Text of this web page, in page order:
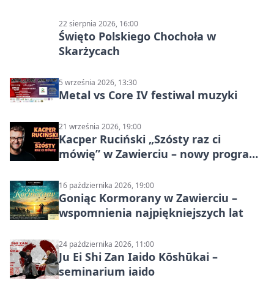
22 sierpnia 2026, 16:00
Święto Polskiego Chochoła w
Skarżycach
5 września 2026, 13:30
Metal vs Core IV festiwal muzyki
21 września 2026, 19:00
Kacper Ruciński „Szósty raz ci
mówię” w Zawierciu – nowy program
16 października 2026, 19:00
Goniąc Kormorany w Zawierciu –
wspomnienia najpiękniejszych lat
24 października 2026, 11:00
Ju Ei Shi Zan Iaido Kōshūkai –
seminarium iaido